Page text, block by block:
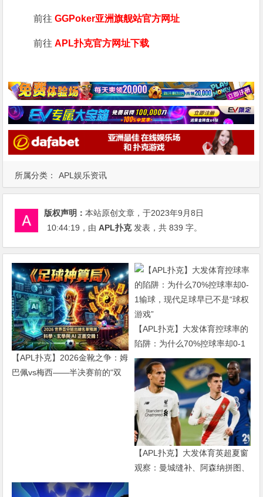
所属分类： APL娱乐资讯
前往GGPoker亚洲旗舰站官方网址
前往APL扑克官方网址下载
版权声明：本站原创文章，于2023年9月8日
10:44:19 ，由APL扑克发表，共 839 字。
【APL扑克】2026金靴之争：姆
巴佩vs梅西——半决赛前的“双
【APL扑克】大发体育控球率的
陷阱：为什么70%控球率却0-1
输球，现代足球早已不是“球权
游戏”
【APL扑克】大发体育英超夏窗
观察：曼城缝补、阿森纳拼图、